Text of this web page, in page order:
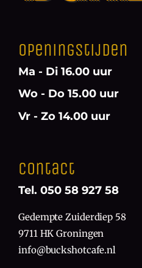
Openingstijden
Ma - Di 16.00 uur
Wo - Do 15.00 uur
Vr - Zo 14.00 uur
Contact
Tel. 050 58 927 58
Gedempte Zuiderdiep 58
9711 HK Groningen
info@buckshotcafe.nl